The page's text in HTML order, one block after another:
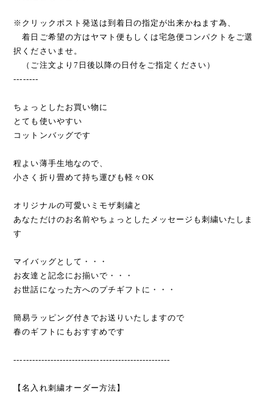
※クリックポスト発送は到着日の指定が出来かねます為、
着日ご希望の方はヤマト便もしくは宅急便コンパクトをご選
択くださいませ。
（ご注文より7日後以降の日付をご指定ください）
--------
ちょっとしたお買い物に
とても使いやすい
コットンバッグです
程よい薄手生地なので、
小さく折り畳めて持ち運びも軽々OK
オリジナルの可愛いミモザ刺繍と
あなただけのお名前やちょっとしたメッセージも刺繍いたしま
す
マイバッグとして・・・
お友達と記念にお揃いで・・・
お世話になった方へのプチギフトに・・・
簡易ラッピング付きでお送りいたしますので
春のギフトにもおすすめです
---------------------------------------------------
【名入れ刺繍オーダー方法】